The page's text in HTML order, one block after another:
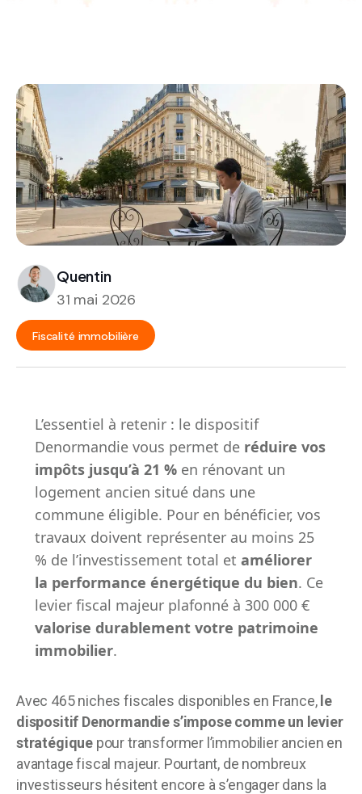
Quentin
31 mai 2026
Fiscalité immobilière
L’essentiel à retenir : le dispositif
Denormandie vous permet de réduire vos
impôts jusqu’à 21 %en rénovant un
logement ancien situé dans une
commune éligible. Pour en bénéficier, vos
travaux doivent représenter au moins 25
% de l’investissement total et améliorer
la performance énergétique du bien. Ce
levier fiscal majeur plafonné à 300 000 €
valorise durablement votre patrimoine
immobilier.
Avec 465 niches fiscales disponibles en France,le
dispositif Denormandie s’impose comme un levier
stratégique pour transformer l’immobilier ancien en
avantage fiscal majeur. Pourtant, de nombreux
investisseurs hésitent encore à s’engager dans la